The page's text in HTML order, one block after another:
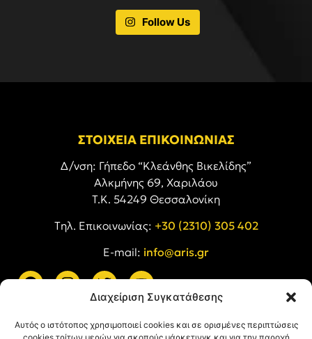
Διαχείριση Συγκατάθεσης
Αυτός ο ιστότοπος χρησιμοποιεί cookies και σε ορισμένες περιπτώσεις
Follow Us
ΣΤΟΙΧΕΙΑ ΕΠΙΚΟΙΝΩΝΙΑΣ
Δ/νση: Γήπεδο “Κλεάνθης Βικελίδης”
Αλκμήνης 69, Χαριλάου
Τ.Κ. 54249 Θεσσαλονίκη
Tηλ. Επικοινωνίας: +30 (2310) 305 402
E-mail: info@aris.gr